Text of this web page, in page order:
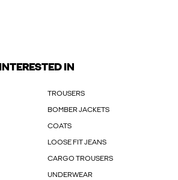
IN
TROUSERS
BOMBER JACKETS
COATS
LOOSE FIT JEANS
CARGO TROUSERS
UNDERWEAR